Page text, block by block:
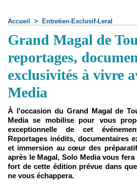
Accueil > Entretien-Exclusif-Leral
Grand Magal de
reportages,
exclusivités à vivre
Media
À l'occasion du Grand Magal de
Media se mobilise pour vous
exceptionnelle de cet
Reportages inédits, documentaires
et immersion au cœur des
après le Magal, Solo Media vous
fort de cette édition prévue dans
ne vous échappera.